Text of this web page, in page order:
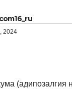
2024
(адипозалгия